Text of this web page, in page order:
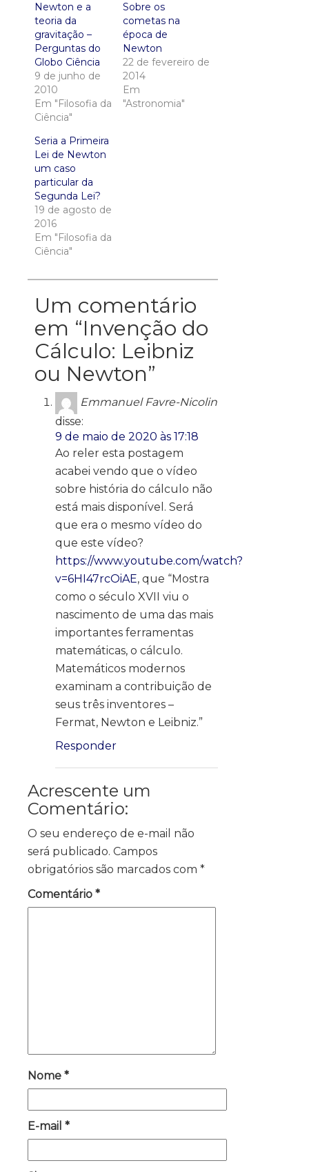
Newton e a
teoria da
gravitação –
Perguntas do
Globo Ciência
9 de junho de
2010
Em "Filosofia da
Ciência"
Sobre os
cometas na
época de
Newton
22 de fevereiro de
2014
Em
"Astronomia"
Seria a Primeira
Lei de Newton
um caso
particular da
Segunda Lei?
19 de agosto de
2016
Em "Filosofia da
Ciência"
Um comentário
em “Invenção do
Cálculo: Leibniz
ou Newton”
Emmanuel Favre-Nicolin
disse:
9 de maio de 2020 às 17:18
Ao reler esta postagem
acabei vendo que o vídeo
sobre história do cálculo não
está mais disponível. Será
que era o mesmo vídeo do
que este vídeo?
https://www.youtube.com/watch?
v=6HI47rcOiAE, que “Mostra
como o século XVII viu o
nascimento de uma das mais
importantes ferramentas
matemáticas, o cálculo.
Matemáticos modernos
examinam a contribuição de
seus três inventores –
Fermat, Newton e Leibniz.”
Responder
Acrescente um
Comentário:
O seu endereço de e-mail não
será publicado. Campos
obrigatórios são marcados com *
Comentário *
Nome *
E-mail *